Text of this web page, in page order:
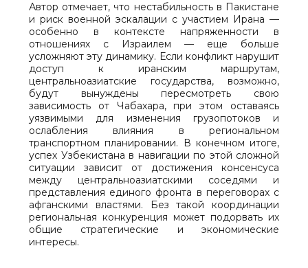
Автор отмечает, что нестабильность в Пакистане
и риск военной эскалации с участием Ирана —
особенно в контексте напряженности в
отношениях с Израилем — еще больше
усложняют эту динамику. Если конфликт нарушит
доступ к иранским маршрутам,
центральноазиатские государства, возможно,
будут вынуждены пересмотреть свою
зависимость от Чабахара, при этом оставаясь
уязвимыми для изменения грузопотоков и
ослабления влияния в региональном
транспортном планировании. В конечном итоге,
успех Узбекистана в навигации по этой сложной
ситуации зависит от достижения консенсуса
между центральноазиатскими соседями и
представления единого фронта в переговорах с
афганскими властями. Без такой координации
региональная конкуренция может подорвать их
общие стратегические и экономические
интересы.